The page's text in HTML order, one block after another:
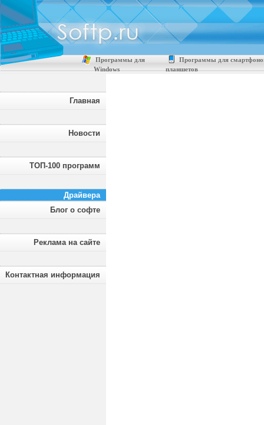
Программы для
Windows
Программы для
планшетов
Главная
Новости
ТОП-100 программ
Драйвера
Блог о софте
Реклама на сайте
Контактная информация